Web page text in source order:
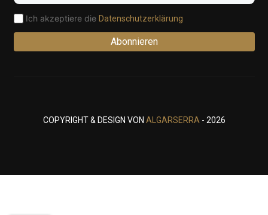
Ich akzeptiere die Datenschutzerklärung
Abonnieren
COPYRIGHT & DESIGN VON ALGARSERRA - 2026